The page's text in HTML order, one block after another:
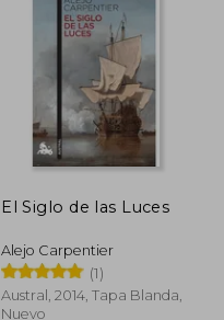
55%
El Siglo de las Luces
Alejo Carpentier
(1)
Austral, 2014, Tapa Blanda,
Nuevo